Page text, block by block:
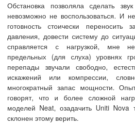
Обстановка позволяла сделать
невозможно не воспользоваться. И
готовность стоически переносить
давления, довести систему до
справляется с нагрузкой, мне
предельных (для слуха) уровнях
перепады звучали свободно,
искажений или компрессии,
многократный запас мощности.
говорят, что и более сложной
моделей Neat, озадачить Uniti
склонен этому верить.